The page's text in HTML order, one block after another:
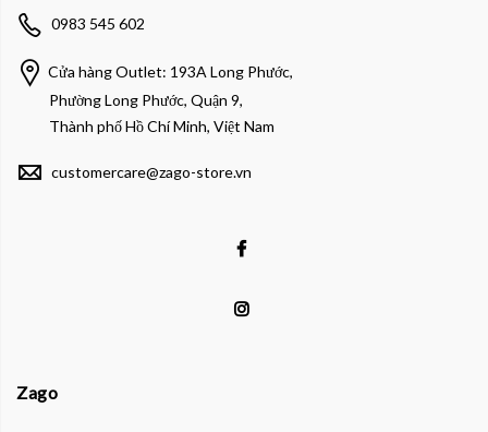
0983 545 602
Cửa hàng Outlet: 193A Long Phước,
Phường Long Phước, Quận 9,
Thành phố Hồ Chí Minh, Việt Nam
customercare@zago-store.vn
Zago